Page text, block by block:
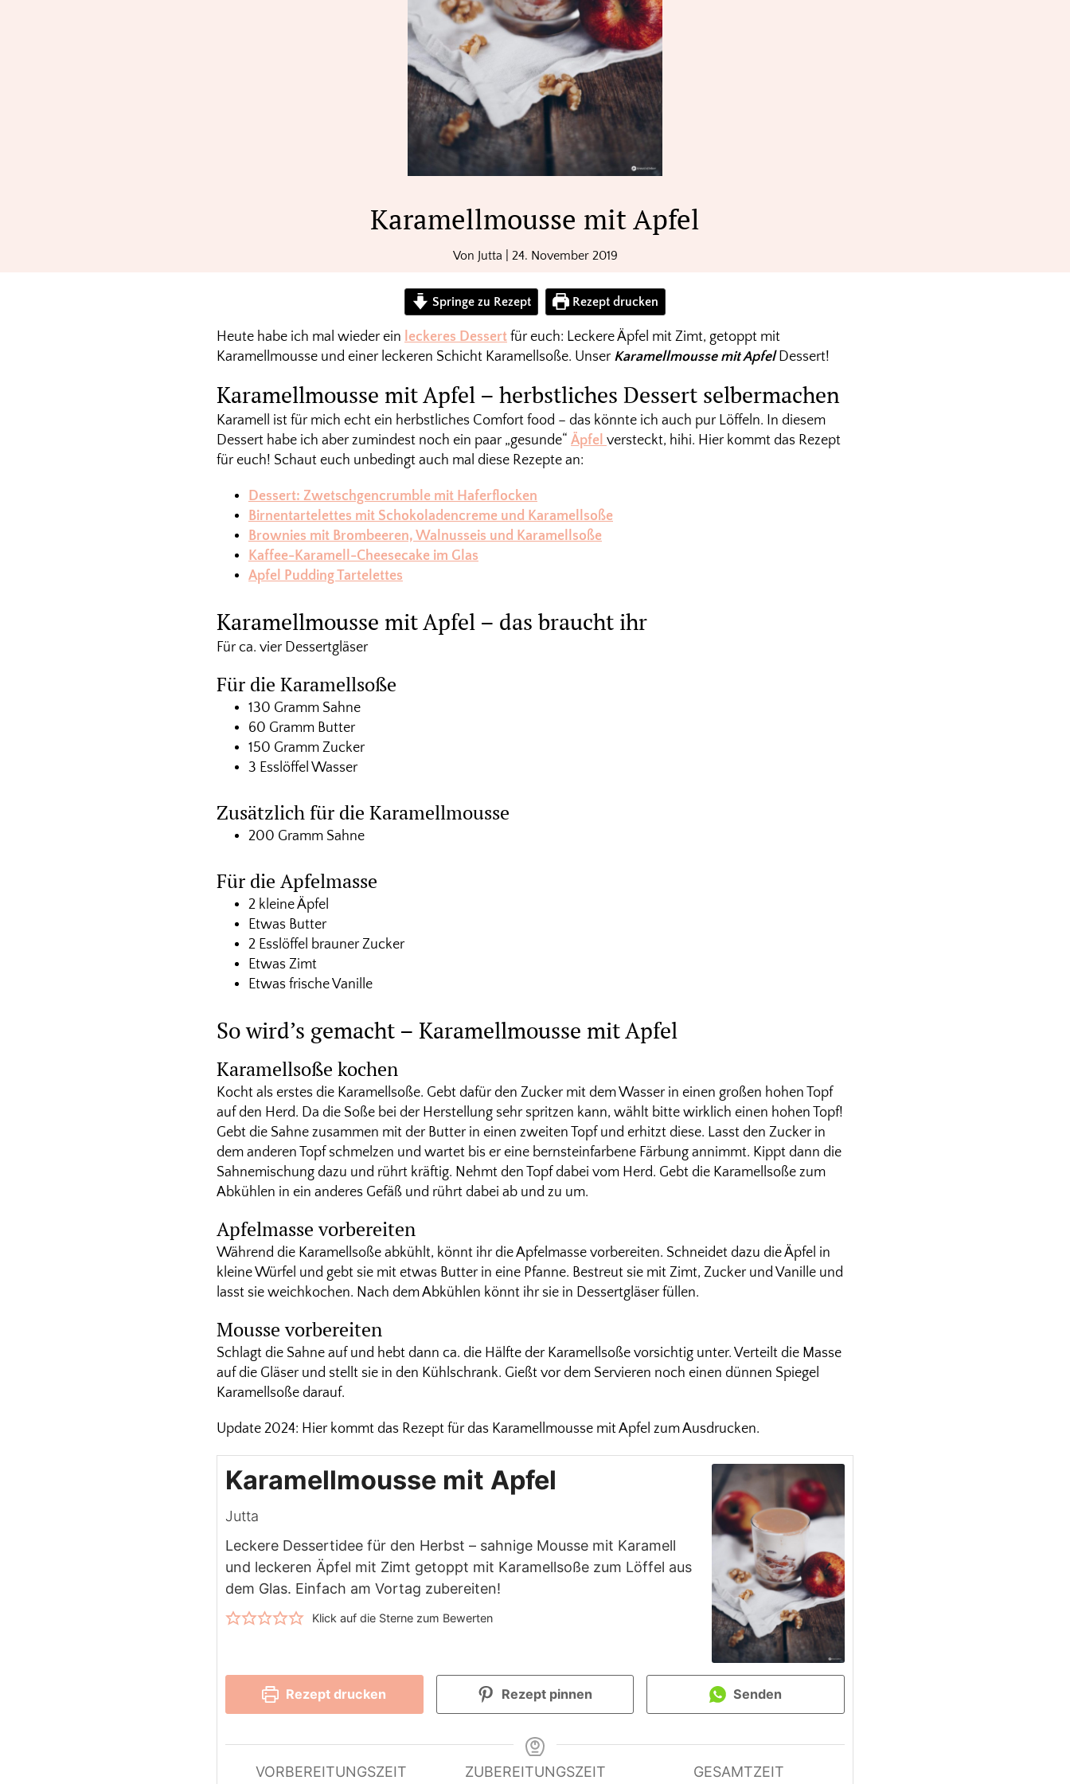
Karamellmousse mit Apfel
Von Jutta 24. November 2019
Springe zu Rezept Rezept drucken
Heute habe ich mal wieder ein leckeres Dessert für euch: Leckere Äpfel mit Zimt, getoppt mit
Karamellmousse und einer leckeren Schicht Karamellsoße. Unser Karamellmousse mit Apfel Dessert!
Karamellmousse mit Apfel – herbstliches Dessert selbermachen
Karamell ist für mich echt ein herbstliches Comfort food – das könnte ich auch pur Löffeln. In diesem
Dessert habe ich aber zumindest noch ein paar „gesunde“ Äpfel versteckt, hihi. Hier kommt das Rezept
für euch! Schaut euch unbedingt auch mal diese Rezepte an:
Dessert: Zwetschgencrumble mit Haferflocken
Birnentartelettes mit Schokoladencreme und Karamellsoße
Brownies mit Brombeeren, Walnusseis und Karamellsoße
Kaffee-Karamell-Cheesecake im Glas
Apfel Pudding Tartelettes
Karamellmousse mit Apfel – das braucht ihr
Für ca. vier Dessertgläser
Für die Karamellsoße
130 Gramm Sahne
60 Gramm Butter
150 Gramm Zucker
3 Esslöffel Wasser
Zusätzlich für die Karamellmousse
200 Gramm Sahne
Für die Apfelmasse
2 kleine Äpfel
Etwas Butter
2 Esslöffel brauner Zucker
Etwas Zimt
Etwas frische Vanille
So wird’s gemacht – Karamellmousse mit Apfel
Karamellsoße kochen
Kocht als erstes die Karamellsoße. Gebt dafür den Zucker mit dem Wasser in einen großen hohen Topf
auf den Herd. Da die Soße bei der Herstellung sehr spritzen kann, wählt bitte wirklich einen hohen Topf!
Gebt die Sahne zusammen mit der Butter in einen zweiten Topf und erhitzt diese. Lasst den Zucker in
dem anderen Topf schmelzen und wartet bis er eine bernsteinfarbene Färbung annimmt. Kippt dann die
Sahnemischung dazu und rührt kräftig. Nehmt den Topf dabei vom Herd. Gebt die Karamellsoße zum
Abkühlen in ein anderes Gefäß und rührt dabei ab und zu um.
Apfelmasse vorbereiten
Während die Karamellsoße abkühlt, könnt ihr die Apfelmasse vorbereiten. Schneidet dazu die Äpfel in
kleine Würfel und gebt sie mit etwas Butter in eine Pfanne. Bestreut sie mit Zimt, Zucker und Vanille und
lasst sie weichkochen. Nach dem Abkühlen könnt ihr sie in Dessertgläser füllen.
Mousse vorbereiten
Schlagt die Sahne auf und hebt dann ca. die Hälfte der Karamellsoße vorsichtig unter. Verteilt die Masse
auf die Gläser und stellt sie in den Kühlschrank. Gießt vor dem Servieren noch einen dünnen Spiegel
Karamellsoße darauf.
Update 2024: Hier kommt das Rezept für das Karamellmousse mit Apfel zum Ausdrucken.
Karamellmousse mit Apfel
Jutta
Leckere Dessertidee für den Herbst – sahnige Mousse mit Karamell
und leckeren Äpfel mit Zimt getoppt mit Karamellsoße zum Löffel aus
dem Glas. Einfach am Vortag zubereiten!
Klick auf die Sterne zum Bewerten
Rezept drucken Rezept pinnen Senden
VORBEREITUNGSZEIT
ZUBEREITUNGSZEIT
GESAMTZEIT